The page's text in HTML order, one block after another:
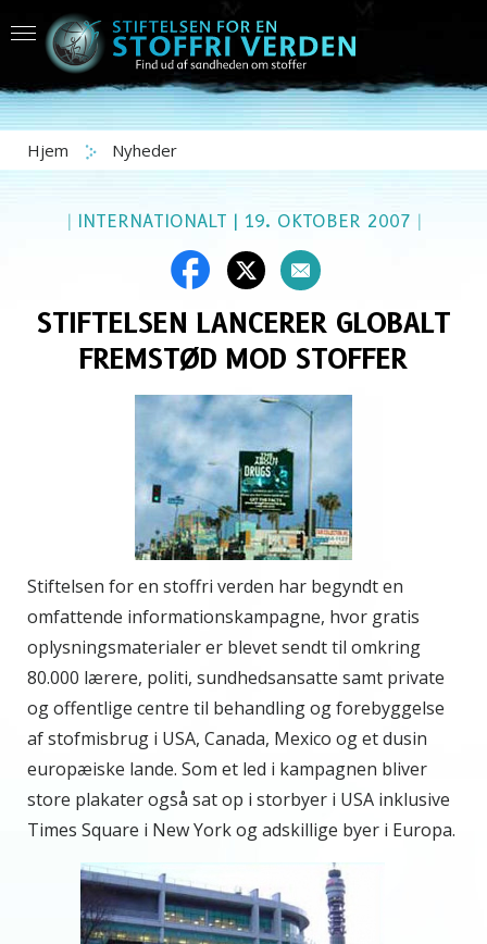
Hjem Nyheder
|INTERNATIONALT | 19. OKTOBER 2007 |
STIFTELSEN LANCERER GLOBALT
FREMSTØD MOD STOFFER
Stiftelsen for en stoffri verden har begyndt en
omfattende informationskampagne, hvor gratis
oplysningsmaterialer er blevet sendt til omkring
80.000 lærere, politi, sundhedsansatte samt private
og offentlige centre til behandling og forebyggelse
af stofmisbrug i USA, Canada, Mexico og et dusin
europæiske lande. Som et led i kampagnen bliver
store plakater også sat op i storbyer i USA inklusive
Times Square i New York og adskillige byer i Europa.